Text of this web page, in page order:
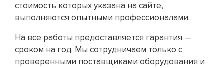
стоимость которых указана на сайте,
выполняются опытными профессионалами.
На все работы предоставляется гарантия —
сроком на год. Мы сотрудничаем только с
проверенными поставщиками оборудования и